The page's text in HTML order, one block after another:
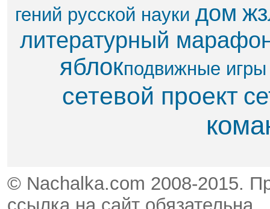
гений русской науки дом
литературный
яблок​подвижные игры
сетевой проект
© Nachalka.com 2008-2015.